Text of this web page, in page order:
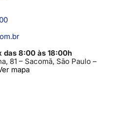
das 8:00 às 18:00h
81 – Sacomã, São Paulo –
mapa